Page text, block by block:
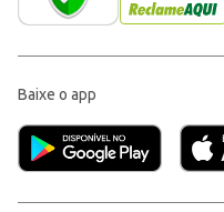
Baixe o app